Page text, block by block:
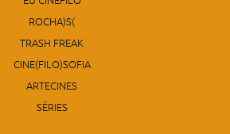
ROCHA)S(
TRASH FREAK
CINE(FILO)SOFIA
ARTECINES
SÉRIES